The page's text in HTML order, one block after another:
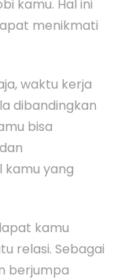
kamu. Hal ini
menikmati
waktu kerja
dibandingkan
bisa
kamu yang
kamu
relasi. Sebagai
berjumpa